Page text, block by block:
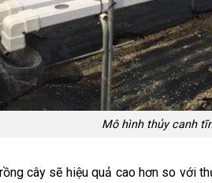
Mô hình thủy canh
cây sẽ hiệu quả cao hơn so với